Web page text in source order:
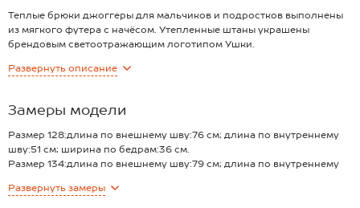
Теплые брюки джоггеры для мальчиков и подростков выполнены
из мягкого футера с начёсом. Утепленные штаны украшены
брендовым светоотражающим логотипом Ушки.
— спортивные брюки джоггеры из футера с начёсом дарят тепло и
движений;
— спортивные штаны с высокой посадкой и поясом на резинке
удобно сидят на фигуре;
— талия регулируется шнурком, что делает брюки практичными и
— подростковые штаны с эластичными манжетами не пропускают
Развернуть описание
Замеры модели
Размер 128:длина по внешнему шву:76 см; длина по внутреннему
шву:51 см; ширина по бедрам:36 см.
Размер 134:длина по внешнему шву:79 см; длина по внутреннему
Размер 140:длина по внешнему шву:81 см; длина по внутреннему
Развернуть замеры